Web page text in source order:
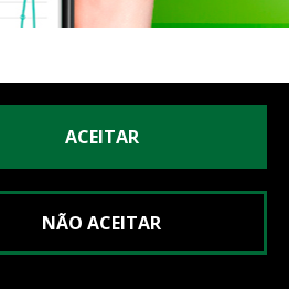
ACEITAR
NÃO ACEITAR